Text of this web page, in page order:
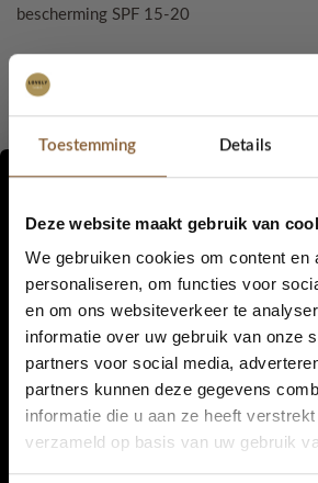
Toestemming Details
Deze website maakt gebruik van
We gebruiken cookies om content en
personaliseren, om functies voor
en om ons websiteverkeer te
informatie over uw gebruik van onze
partners voor social media,
partners kunnen deze gegevens
informatie die u aan ze heeft
verzameld op basis van uw gebruik
bescherming SPF 15-20
zullen de poriën niet verstoppen en kan
blijven ademen.
Bella Pierre staat trouwens ook op de
is een lijst met te gebruiken producten
allergieën hebben.
Hieronder vertellen we in het kort wat
de foundations en poeders:
De minerale poeders bevatten slechts 4
5%
Ja, graag!